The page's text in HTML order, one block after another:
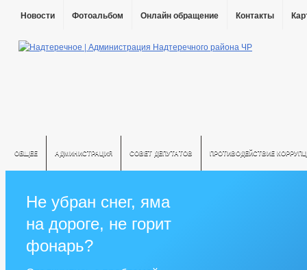
Новости Фотоальбом Онлайн обращение Контакты
ОБЩЕЕ АДМИНИСТРАЦИЯ СОВЕТ ДЕПУТАТОВ ПРОТИВОДЕЙСТВИЕ
Не убран снег, яма
на дороге, не горит
фонарь?